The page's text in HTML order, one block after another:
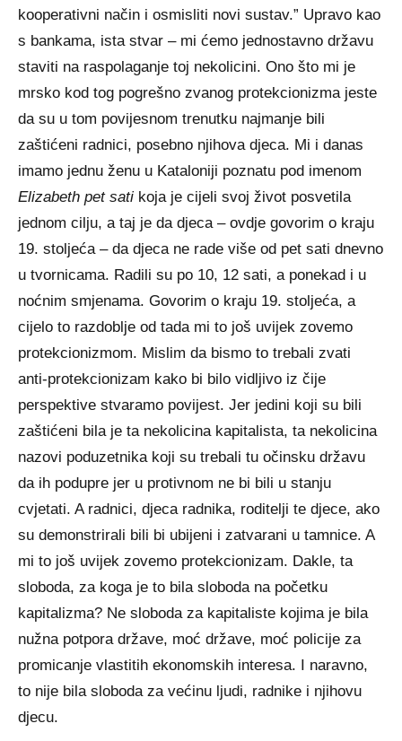
kooperativni način i osmisliti novi sustav.” Upravo kao
s bankama, ista stvar – mi ćemo jednostavno državu
staviti na raspolaganje toj nekolicini. Ono što mi je
mrsko kod tog pogrešno zvanog protekcionizma jeste
da su u tom povijesnom trenutku najmanje bili
zaštićeni radnici, posebno njihova djeca. Mi i danas
imamo jednu ženu u Kataloniji poznatu pod imenom
Elizabeth pet sati koja je cijeli svoj život posvetila
jednom cilju, a taj je da djeca – ovdje govorim o kraju
19. stoljeća – da djeca ne rade više od pet sati dnevno
u tvornicama. Radili su po 10, 12 sati, a ponekad i u
noćnim smjenama. Govorim o kraju 19. stoljeća, a
cijelo to razdoblje od tada mi to još uvijek zovemo
protekcionizmom. Mislim da bismo to trebali zvati
anti-protekcionizam kako bi bilo vidljivo iz čije
perspektive stvaramo povijest. Jer jedini koji su bili
zaštićeni bila je ta nekolicina kapitalista, ta nekolicina
nazovi poduzetnika koji su trebali tu očinsku državu
da ih podupre jer u protivnom ne bi bili u stanju
cvjetati. A radnici, djeca radnika, roditelji te djece, ako
su demonstrirali bili bi ubijeni i zatvarani u tamnice. A
mi to još uvijek zovemo protekcionizam. Dakle, ta
sloboda, za koga je to bila sloboda na početku
kapitalizma? Ne sloboda za kapitaliste kojima je bila
nužna potpora države, moć države, moć policije za
promicanje vlastitih ekonomskih interesa. I naravno,
to nije bila sloboda za većinu ljudi, radnike i njihovu
djecu.